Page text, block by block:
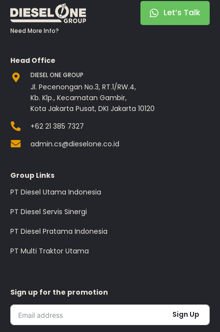
Need More Info?
Let’s Talk
Head Office
DIESEL ONE GROUP
Jl. Pecenongan No.3, RT.1/RW.4,
Kb. Klp., Kecamatan Gambir,
Kota Jakarta Pusat, DKI Jakarta 10120
+62 21 385 7327
admin.cs@dieselone.co.id
Group Links
PT Diesel Utama Indonesia
PT Diesel Servis Sinergi
PT Diesel Pratama Indonesia
PT Multi Traktor Utama
Sign up for the promotion
Sign Up